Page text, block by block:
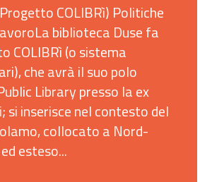
COLIBRì) Politiche
biblioteca Duse fa
COLIBRì (o sistema
che avrà il suo polo
Library presso la ex
si inserisce nel contesto del
collocato a Nord-
esteso...